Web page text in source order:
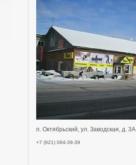
п. Октябрьский, ул. Заводская, д. 3А
+7 (921) 084-39-39